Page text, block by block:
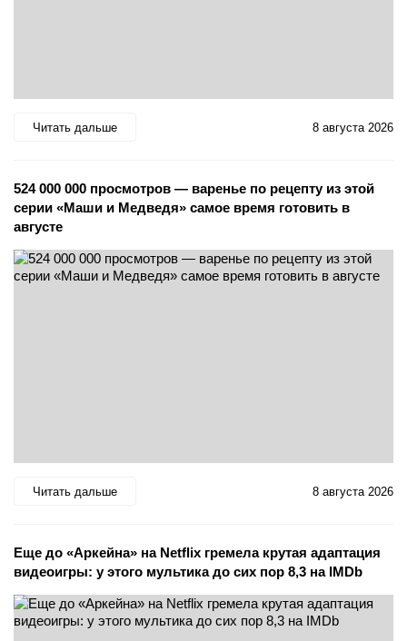
Читать дальше 8 августа 2026
524 000 000 просмотров — варенье по рецепту из этой
серии «Маши и Медведя» самое время готовить в
августе
Читать дальше 8 августа 2026
Еще до «Аркейна» на Netflix гремела крутая адаптация
видеоигры: у этого мультика до сих пор 8,3 на IMDb